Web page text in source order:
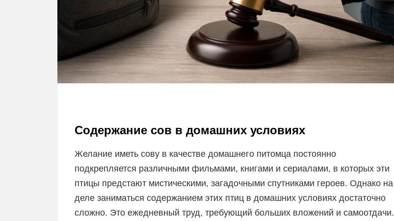
Содержание сов в домашних условиях
Желание иметь сову в качестве домашнего питомца постоянно
подкрепляется различными фильмами, книгами и сериалами, в которых эти
птицы предстают мистическими, загадочными спутниками героев. Однако на
деле заниматься содержанием этих птиц в домашних условиях достаточно
сложно. Это ежедневный труд, требующий больших вложений и самоотдачи.